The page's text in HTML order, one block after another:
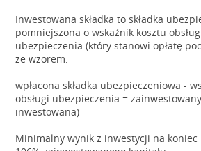
Inwestowana składka to składka
pomniejszona o wskaźnik kosztu
ubezpieczenia (który stanowi opłatę
ze wzorem:
wpłacona składka ubezpieczeniowa -
obsługi ubezpieczenia =
inwestowana)
Minimalny wynik z inwestycji na koniec